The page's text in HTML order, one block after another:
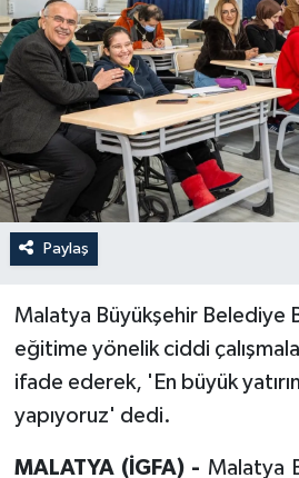
Paylaş
Malatya Büyükşehir Belediye
eğitime yönelik ciddi
ifade ederek, 'En büyük
yapıyoruz' dedi.
MALATYA (İGFA) - Malatya